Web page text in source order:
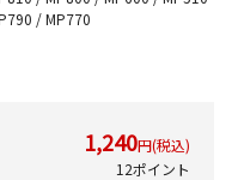
/ MP770
1,240円(税込)
12ポイント